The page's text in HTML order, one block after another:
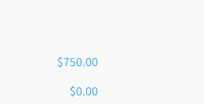
$750.00
$0.00